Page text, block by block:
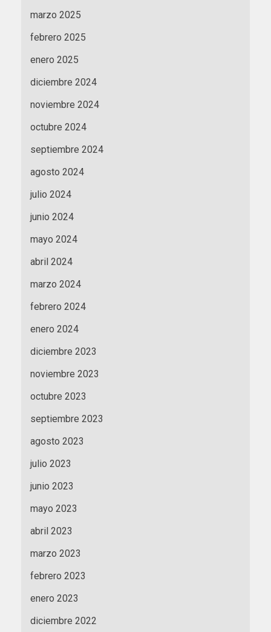
marzo 2025
febrero 2025
enero 2025
diciembre 2024
noviembre 2024
octubre 2024
septiembre 2024
agosto 2024
julio 2024
junio 2024
mayo 2024
abril 2024
marzo 2024
febrero 2024
enero 2024
diciembre 2023
noviembre 2023
octubre 2023
septiembre 2023
agosto 2023
julio 2023
junio 2023
mayo 2023
abril 2023
marzo 2023
febrero 2023
enero 2023
diciembre 2022